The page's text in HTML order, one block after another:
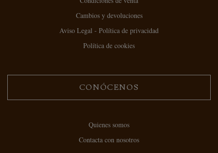
Cambios y devoluciones
Aviso Legal - Política de privacidad
Política de cookies
CONÓCENOS
Quienes somos
Contacta con nosotros